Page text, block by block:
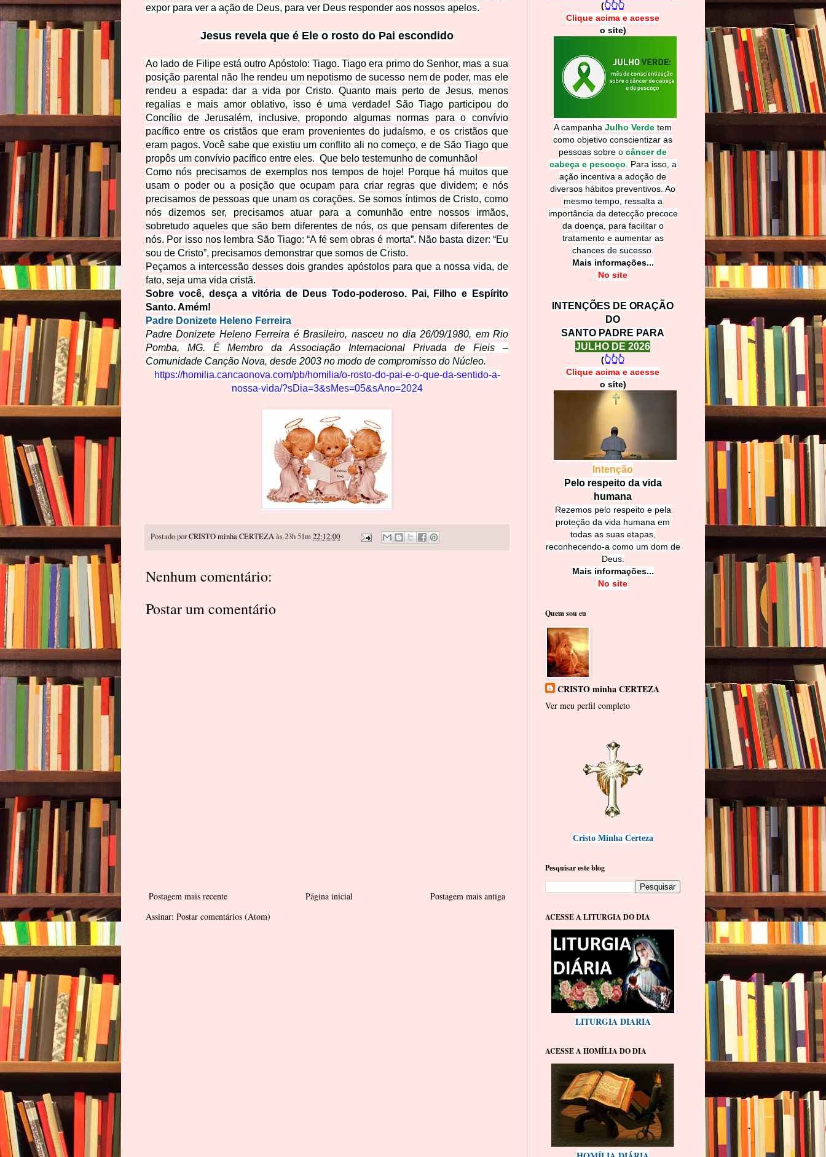
expor para ver a ação de Deus, para ver Deus responder aos nossos apelos.
Jesus revela que é Ele o rosto do Pai escondido
Ao lado de Filipe está outro Apóstolo: Tiago. Tiago era primo do Senhor, mas a sua
posição parental não lhe rendeu um nepotismo de sucesso nem de poder, mas ele
rendeu a espada: dar a vida por Cristo. Quanto mais perto de Jesus, menos
regalias e mais amor oblativo, isso é uma verdade! São Tiago participou do
Concílio de Jerusalém, inclusive, propondo algumas normas para o convívio
pacífico entre os cristãos que eram provenientes do judaísmo, e os cristãos que
eram pagos. Você sabe que existiu um conflito ali no começo, e de São Tiago que
propôs um convívio pacífico entre eles. Que belo testemunho de comunhão!
Como nós precisamos de exemplos nos tempos de hoje! Porque há muitos que
usam o poder ou a posição que ocupam para criar regras que dividem; e nós
precisamos de pessoas que unam os corações. Se somos íntimos de Cristo, como
nós dizemos ser, precisamos atuar para a comunhão entre nossos irmãos,
sobretudo aqueles que são bem diferentes de nós, os que pensam diferentes de
nós. Por isso nos lembra São Tiago: “A fé sem obras é morta”. Não basta dizer: “Eu
sou de Cristo”, precisamos demonstrar que somos de Cristo.
Peçamos a intercessão desses dois grandes apóstolos para que a nossa vida, de
fato, seja uma vida cristã.
Sobre você, desça a vitória de Deus Todo-poderoso. Pai, Filho e Espírito
Santo. Amém!
Padre Donizete Heleno Ferreira
Padre Donizete Heleno Ferreira é Brasileiro, nasceu no dia 26/09/1980, em Rio
Pomba, MG. É Membro da Associação Internacional Privada de Fieis –
Comunidade Canção Nova, desde 2003 no modo de compromisso do Núcleo.
https://homilia.cancaonova.com/pb/homilia/o-rosto-do-pai-e-o-que-da-sentido-a-
nossa-vida/?sDia=3&sMes=05&sAno=2024
Postado porCRISTO minha CERTEZAàs 23h 51m22:12:00
Nenhum comentário:
Postar um comentário
Postagem mais recente Postagem mais antiga
Página inicial
Assinar: Postar comentários (Atom)
(👆👆👆
Clique acima e acesse
o site)
A campanha Julho Verde tem
como objetivo conscientizar as
pessoas sobre o câncer de
cabeça e pescoço
Para isso, a
ação incentiva a adoção de
diversos hábitos preventivos. Ao
mesmo tempo, ressalta a
importância da detecção precoce
da doença, para facilitar o
tratamento e aumentar as
chances de sucesso.
Mais informações...
No site
INTENÇÕES DE ORAÇÃO
DO
SANTO PADRE PARA
JULHO DE 2026
(👆👆👆
Clique acima e acesse
o site)
Intenção
Pelo respeito da vida
humana
Rezemos pelo respeito e pela
proteção da vida humana em
todas as suas etapas,
reconhecendo-a como um dom de
Deus.
Mais informações...
No site
Quem sou eu
CRISTO minha CERTEZA
Ver meu perfil completo
Cristo Minha Certeza
Pesquisar este blog
ACESSE A LITURGIA DO DIA
LITURGIA DIARIA
ACESSE A HOMÍLIA DO DIA